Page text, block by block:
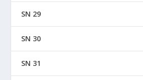
SN 29
SN 30
SN 31